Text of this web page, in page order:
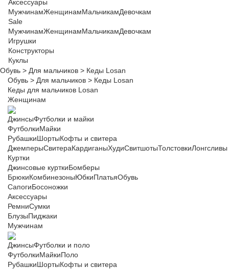
Аксессуары
МужчинамЖенщинамМальчикамДевочкам
Sale
МужчинамЖенщинамМальчикамДевочкам
Игрушки
Конструкторы
Куклы
Обувь > Для мальчиков > Кеды Losan
Обувь > Для мальчиков > Кеды Losan
Кеды для мальчиков Losan
Женщинам
ДжинсыФутболки и майки
ФутболкиМайки
РубашкиШортыКофты и свитера
ДжемперыСвитераКардиганыХудиСвитшотыТолстовкиЛонгсливы
Куртки
Джинсовые курткиБомберы
БрюкиКомбинезоныЮбкиПлатьяОбувь
СапогиБосоножки
Аксессуары
РемниСумки
БлузыПиджаки
Мужчинам
ДжинсыФутболки и поло
ФутболкиМайкиПоло
РубашкиШортыКофты и свитера